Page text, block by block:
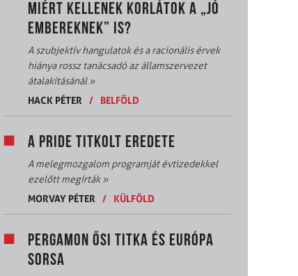
MIÉRT KELLENEK KORLÁTOK A „JÓ
EMBEREKNEK” IS?
A szubjektív hangulatok és a racionális érvek
hiánya rossz tanácsadó az államszervezet
átalakításánál»
HACK PÉTER
/ BELFÖLD
A PRIDE TITKOLT EREDETE
A melegmozgalom programját évtizedekkel
ezelőtt megírták»
MORVAY PÉTER
/ KÜLFÖLD
PERGAMON ŐSI TITKA ÉS EURÓPA
SORSA